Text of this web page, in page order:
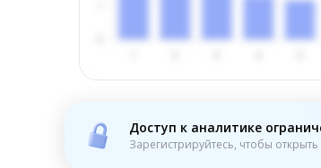
Доступ к аналитике
Зарегистрируйтесь, чтобы